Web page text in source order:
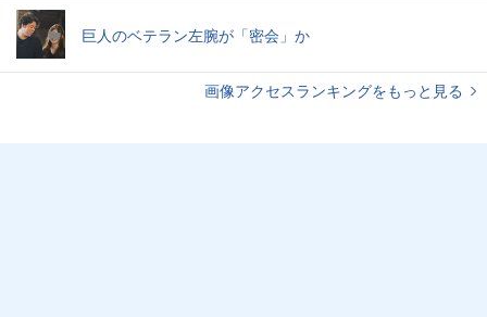
巨人のベテラン左腕が「密会」か
画像アクセスランキングをもっと見る